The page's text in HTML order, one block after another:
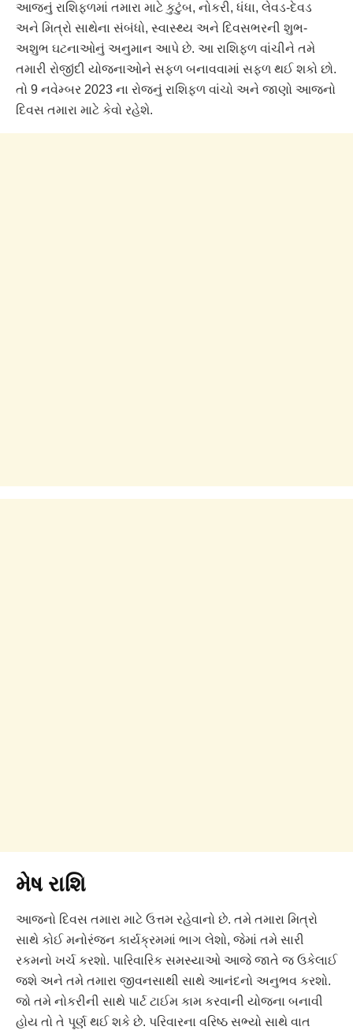
આજનું રાશિફળમાં તમારા માટે કુટુંબ, નોકરી, ધંધા, લેવડ-દેવડ
અને મિત્રો સાથેના સંબંધો, સ્વાસ્થ્ય અને દિવસભરની શુભ-
અશુભ ઘટનાઓનું અનુમાન આપે છે. આ રાશિફળ વાંચીને તમે
તમારી રોજીંદી યોજનાઓને સફળ બનાવવામાં સફળ થઈ શકો છો.
તો 9 નવેમ્બર 2023 ના રોજનું રાશિફળ વાંચો અને જાણો આજનો
દિવસ તમારા માટે કેવો રહેશે.
મેષ રાશિ
આજનો દિવસ તમારા માટે ઉત્તમ રહેવાનો છે. તમે તમારા મિત્રો
સાથે કોઈ મનોરંજન કાર્યક્રમમાં ભાગ લેશો, જેમાં તમે સારી
રકમનો ખર્ચ કરશો. પારિવારિક સમસ્યાઓ આજે જાતે જ ઉકેલાઈ
જશે અને તમે તમારા જીવનસાથી સાથે આનંદનો અનુભવ કરશો.
જો તમે નોકરીની સાથે પાર્ટ ટાઈમ કામ કરવાની યોજના બનાવી
હોય તો તે પૂર્ણ થઈ શકે છે. પરિવારના વરિષ્ઠ સભ્યો સાથે વાત